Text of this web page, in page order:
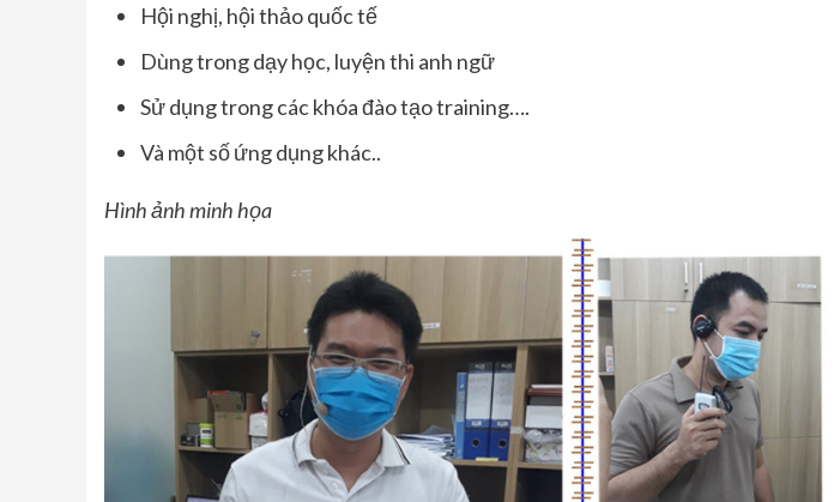
Hội nghị, hội thảo quốc tế
Dùng trong dạy học, luyện thi anh ngữ
Sử dụng trong các khóa đào tạo training….
Và một số ứng dụng khác..
Hình ảnh minh họa